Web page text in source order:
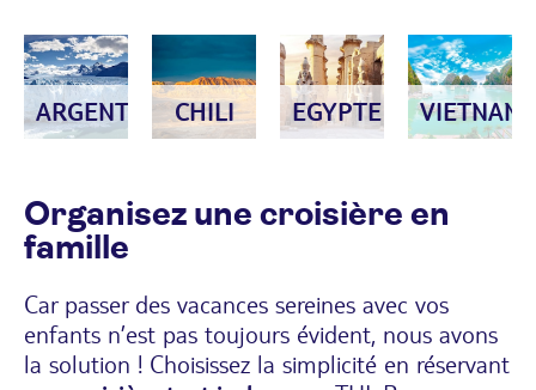
ARGENTINE CHILI EGYPTE VIETNAM
Organisez une croisière en
famille
Car passer des vacances sereines avec vos
enfants n’est pas toujours évident, nous avons
la solution ! Choisissez la simplicité en réservant